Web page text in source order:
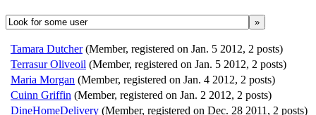
»
Tamara Dutcher (Member, registered on Jan. 5 2012, 2 posts)
Terrasur Oliveoil (Member, registered on Jan. 5 2012, 2 posts)
Maria Morgan (Member, registered on Jan. 4 2012, 2 posts)
Cuinn Griffin (Member, registered on Jan. 2 2012, 2 posts)
DineHomeDelivery (Member, registered on Dec. 28 2011, 2 posts)